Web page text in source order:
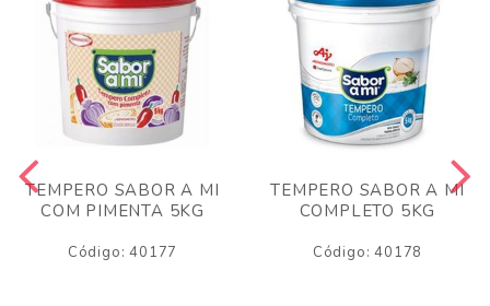
TEMPERO SABOR A MI
COM PIMENTA 5KG
Código: 40177
TEMPERO SABOR A MI
COMPLETO 5KG
Código: 40178